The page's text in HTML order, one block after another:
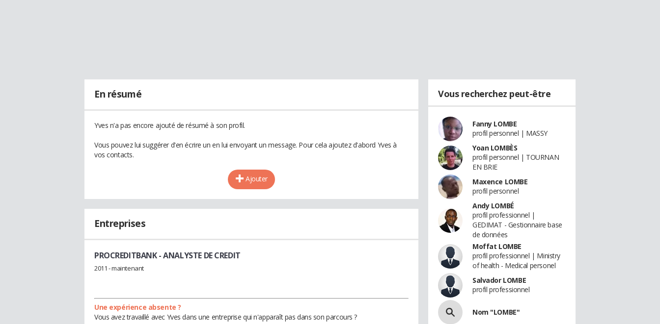
En résumé
Yves n'a pas encore ajouté de résumé à son profil.
Vous pouvez lui suggérer d'en écrire un en lui envoyant un message. Pour cela ajoutez d'abord Yves à
vos contacts.
Ajouter
Entreprises
PROCREDITBANK- ANALYSTE DE CREDIT
2011 - maintenant
Une expérience absente ?
Vous avez travaillé avec Yves dans une entreprise qui n'apparaît pas dans son parcours ?
Vous recherchez peut-être
Fanny LOMBE
profil personnel | MASSY
Yoan LOMBÈS
profil personnel | TOURNAN
EN BRIE
Maxence LOMBE
profil personnel
Andy LOMBÉ
profil professionnel |
GEDIMAT - Gestionnaire base
de données
Moffat LOMBE
profil professionnel | Ministry
of health - Medical personel
Salvador LOMBE
profil professionnel
Nom "LOMBE"